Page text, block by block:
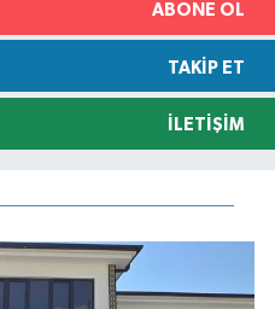
ABONE OL
TAKIP ET
İLETIŞIM